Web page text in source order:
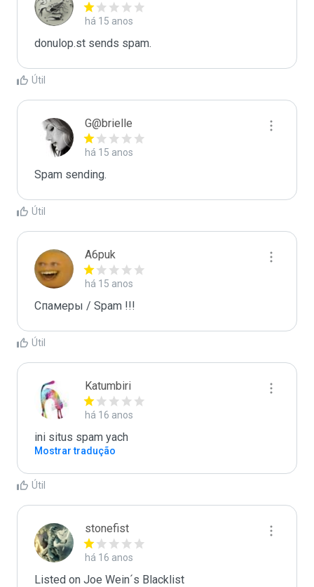
há 15 anos
donulop.st sends spam.
Útil
G@brielle
há 15 anos
Spam sending.
Útil
A6puk
há 15 anos
Спамеры / Spam !!!
Útil
Katumbiri
há 16 anos
ini situs spam yach
Mostrar tradução
Útil
stonefist
há 16 anos
Listed on Joe Wein´s Blacklist